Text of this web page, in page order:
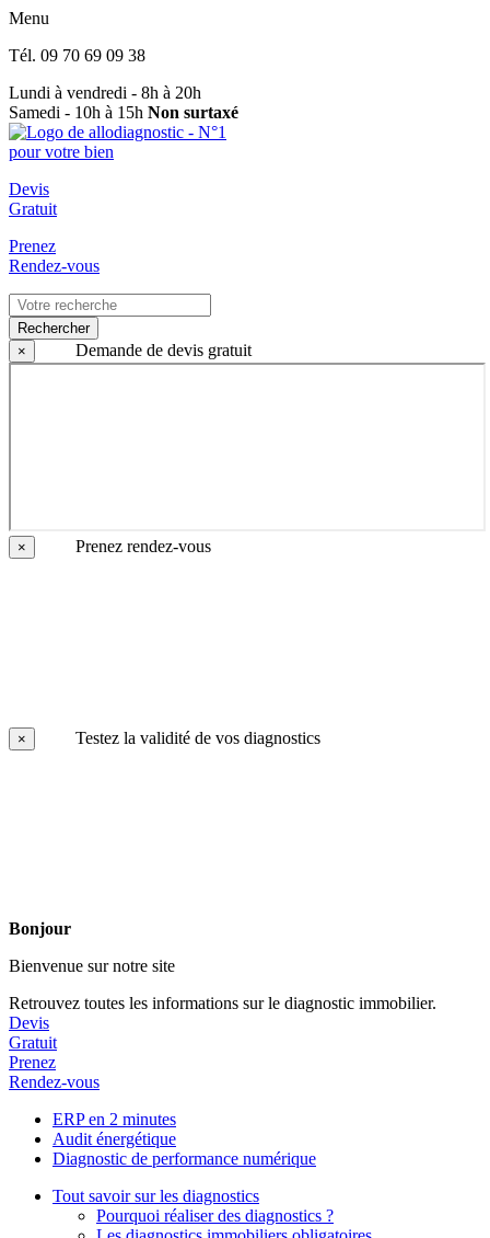
Menu
Tél. 09 70 69 09 38
Lundi à vendredi - 8h à 20h
Samedi - 10h à 15h Non surtaxé
Devis
Gratuit
Prenez
Rendez-vous
Rechercher
×
Demande de devis gratuit
× Prenez rendez-vous
× Testez la validité de vos diagnostics
Bonjour
Bienvenue sur notre site
Retrouvez toutes les informations sur le diagnostic immobilier.
Devis
Gratuit
Prenez
Rendez-vous
ERP en 2 minutes
Audit énergétique
Diagnostic de performance numérique
Tout savoir sur les diagnostics
Pourquoi réaliser des diagnostics ?